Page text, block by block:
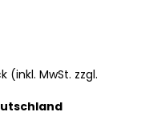
(inkl. MwSt. zzgl.